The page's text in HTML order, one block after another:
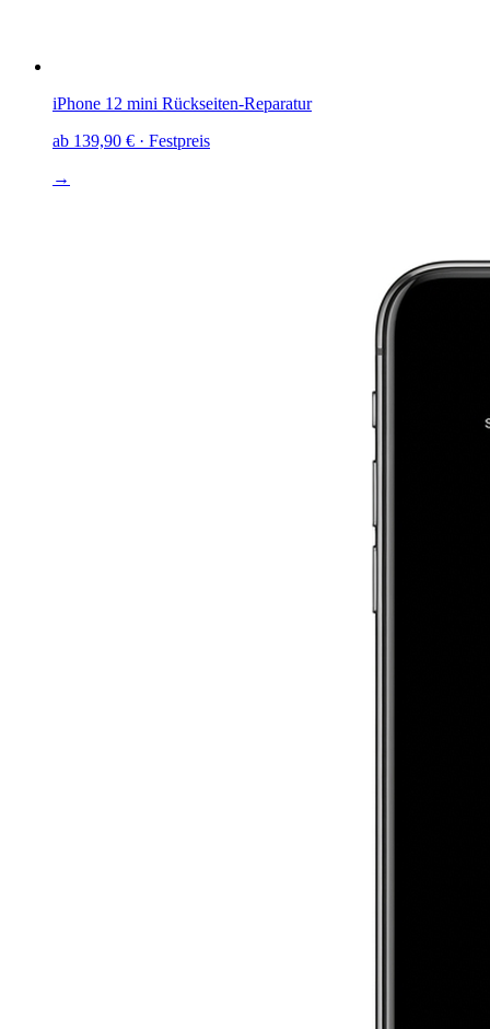
iPhone 12 mini Rückseiten-Reparatur
ab 139,90 € · Festpreis
→